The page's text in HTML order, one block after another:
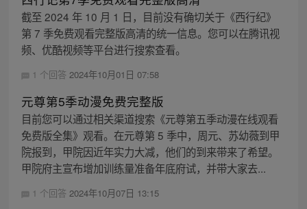
截至 2024 年 10 月 1 日，目前没有确切关于《西行纪》
第 7 季免费观看完整版高清的统一信息。您可以在腾讯视
频、优酷视频等平台进行搜索查看。
1 个回答 2024年10月01日 07:58
元尊第5季动漫免费完整版
目前您可以通过相关渠道搜索《元尊第五季动漫在线观看
免费版全集》观看。在元尊第 5 季中，周元、苏幼薇到甲
院报到，甲院因近年实力大减，他们的到来带来了希望。
甲院府主宣布增加训练量准备年底府试，并带大家去...
1 个回答 2024年10月07日 13:15